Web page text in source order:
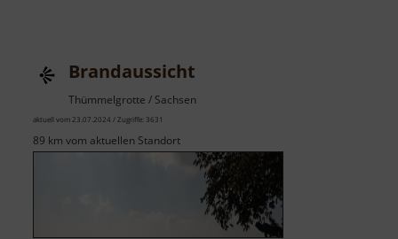
Brandaussicht
Thümmelgrotte / Sachsen
aktuell vom 23.07.2024 / Zugriffe: 3631
89 km vom aktuellen Standort